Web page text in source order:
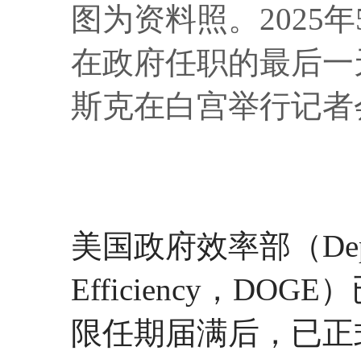
图为资料照。2025
在政府任职的最后
斯克在白宫举行记
美国政府效率部（
Efficiency，DOGE
限任期届满后，已